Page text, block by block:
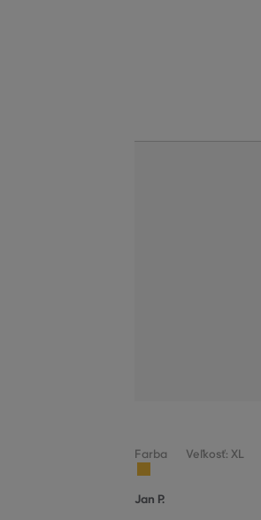
Farba Veľkosť: XL
Jan P.